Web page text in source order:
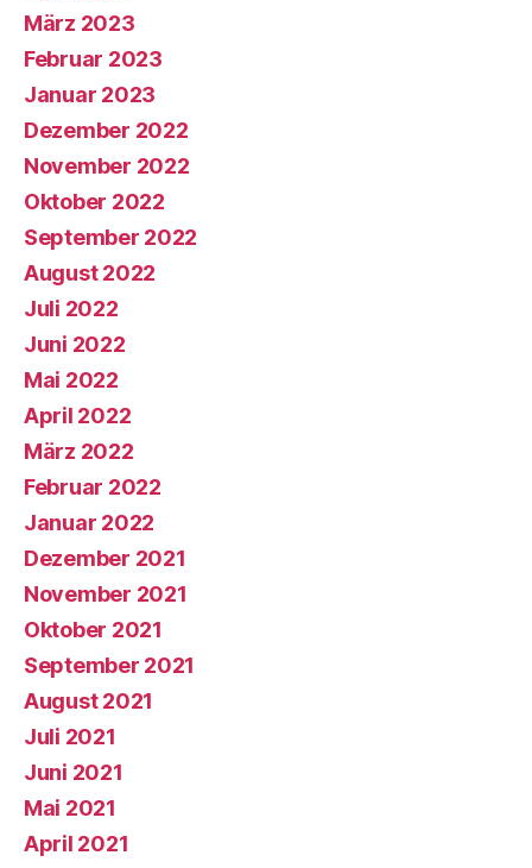
März 2023
Februar 2023
Januar 2023
Dezember 2022
November 2022
Oktober 2022
September 2022
August 2022
Juli 2022
Juni 2022
Mai 2022
April 2022
März 2022
Februar 2022
Januar 2022
Dezember 2021
November 2021
Oktober 2021
September 2021
August 2021
Juli 2021
Juni 2021
Mai 2021
April 2021